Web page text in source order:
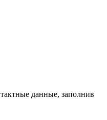
данные, заполнив